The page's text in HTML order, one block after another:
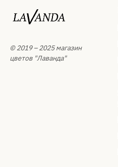
© 2019 – 2025 магазин
цветов "Лаванда"